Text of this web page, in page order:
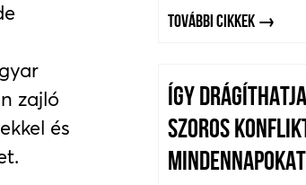
zajló
és
TOVÁBBI CIKKEK
ÍGY
SZOROS
MINDENNAPOKAT